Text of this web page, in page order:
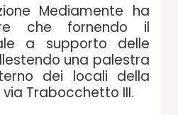
Mediamente ha
che fornendo il
a supporto delle
una palestra
dei locali della
via Trabocchetto III.